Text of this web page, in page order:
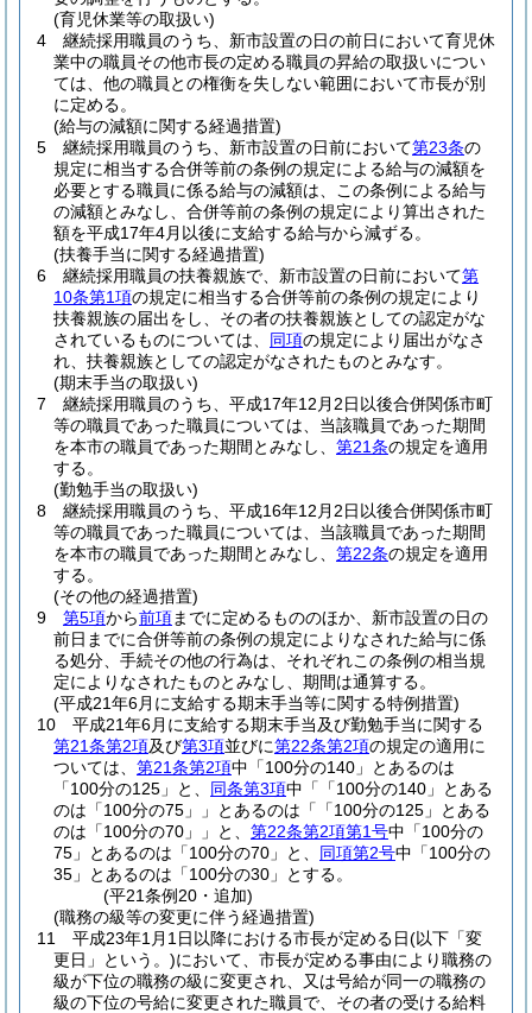
(育児休業等の取扱い)
4
継続採用職員のうち、新市設置の日の前日において育児休
業中の職員その他市長の定める職員の昇給の取扱いについ
ては、他の職員との権衡を失しない範囲において市長が別
に定める。
(給与の減額に関する経過措置)
5
継続採用職員のうち、新市設置の日前において第23条の
規定に相当する合併等前の条例の規定による給与の減額を
必要とする職員に係る給与の減額は、この条例による給与
の減額とみなし、合併等前の条例の規定により算出された
額を平成17年4月以後に支給する給与から減ずる。
(扶養手当に関する経過措置)
6
継続採用職員の扶養親族で、新市設置の日前において第
10条第1項の規定に相当する合併等前の条例の規定により
扶養親族の届出をし、その者の扶養親族としての認定がな
されているものについては、 同項の規定により届出がなさ
れ、扶養親族としての認定がなされたものとみなす。
(期末手当の取扱い)
7
継続採用職員のうち、平成17年12月2日以後合併関係市町
等の職員であった職員については、当該職員であった期間
を本市の職員であった期間とみなし、 第21条の規定を適用
する。
(勤勉手当の取扱い)
8
継続採用職員のうち、平成16年12月2日以後合併関係市町
等の職員であった職員については、当該職員であった期間
を本市の職員であった期間とみなし、 第22条の規定を適用
する。
(その他の経過措置)
9
第5項から前項までに定めるもののほか、新市設置の日の
前日までに合併等前の条例の規定によりなされた給与に係
る処分、手続その他の行為は、それぞれこの条例の相当規
定によりなされたものとみなし、期間は通算する。
(平成21年6月に支給する期末手当等に関する特例措置)
10
平成21年6月に支給する期末手当及び勤勉手当に関する
第21条第2項及び第3項並びに第22条第2項の規定の適用に
ついては、 第21条第2項中「100分の140」とあるのは
「100分の125」と、 同条第3項中「「100分の140」とある
のは「100分の75」」とあるのは「「100分の125」とある
のは「100分の70」」と、 第22条第2項第1号中「100分の
75」とあるのは「100分の70」と、 同項第2号中「100分の
35」とあるのは「100分の30」とする。
(平21条例20・追加)
(職務の級等の変更に伴う経過措置)
11
平成23年1月1日以降における市長が定める日(以下「変
更日」という。)において、市長が定める事由により職務の
級が下位の職務の級に変更され、又は号給が同一の職務の
級の下位の号給に変更された職員で、その者の受ける給料